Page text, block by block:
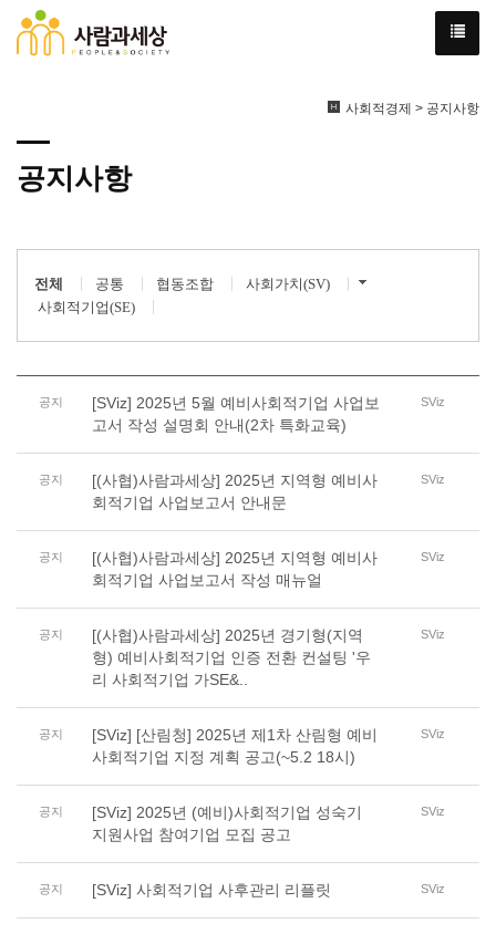
사회적경제 > 공지사항
공지사항
전체 공통 협동조합
사회가치(SV)
사회적기업(SE)
공지
[SViz] 2025년 5월 예비사회적기업 사업보
고서 작성 설명회 안내(2차 특화교육)
SViz
공지
[(사협)사람과세상] 2025년 지역형 예비사
회적기업 사업보고서 안내문
SViz
공지
[(사협)사람과세상] 2025년 지역형 예비사
회적기업 사업보고서 작성 매뉴얼
SViz
공지
[(사협)사람과세상] 2025년 경기형(지역
형) 예비사회적기업 인증 전환 컨설팅 '우
리 사회적기업 가SE&..
SViz
공지
[SViz] [산림청] 2025년 제1차 산림형 예비
사회적기업 지정 계획 공고(~5.2 18시)
SViz
공지
[SViz] 2025년 (예비)사회적기업 성숙기
지원사업 참여기업 모집 공고
SViz
공지 [SViz] 사회적기업 사후관리 리플릿 SViz